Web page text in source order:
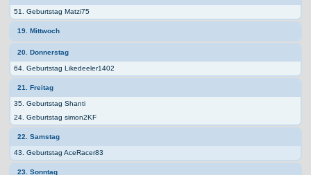
51. Geburtstag Matzi75
19. Mittwoch
20. Donnerstag
64. Geburtstag Likedeeler1402
21. Freitag
35. Geburtstag Shanti
24. Geburtstag simon2KF
22. Samstag
43. Geburtstag AceRacer83
23. Sonntag